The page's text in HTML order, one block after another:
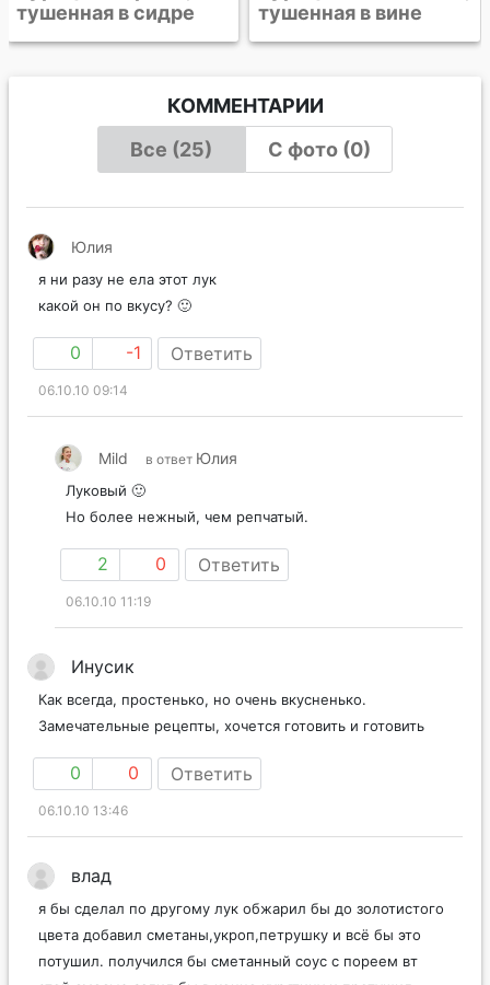
тушенная в вине
КОММЕНТАРИИ
Все (25)
С фото (0)
Юлия
я ни разу не ела этот лук
какой он по вкусу? 🙂
0 -1 Ответить
06.10.10 09:14
Mild в ответ Юлия
Луковый 🙂
Но более нежный, чем репчатый.
2 0 Ответить
06.10.10 11:19
Инусик
Как всегда, простенько, но очень вкусненько.
Замечательные рецепты, хочется готовить и готовить
0 0 Ответить
06.10.10 13:46
влад
я бы сделал по другому лук обжарил бы до золотистого
цвета добавил сметаны,укроп,петрушку и всё бы это
потушил. получился бы сметанный соус с пореем вт